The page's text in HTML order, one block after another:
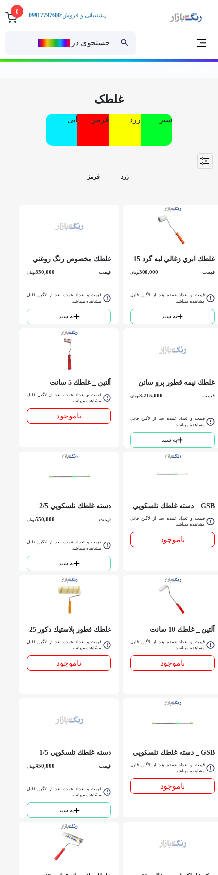
0
جستجوی در
پشتیبانی و فروش:09917797600
غلطک
ِسبز زرد قرمز آبی
غلطك ابري زغالي لبه گرد 15
سانتي دوغوش
قیمت 300,000تومان
قیمت و تعداد عمده بعد از لاگین قابل
مشاهده میباشد
به سبد
غلطك مخصوص رنگ روغني
دسته بنفش 25 سانتي 333
قیمت 650,000تومان
قیمت و تعداد عمده بعد از لاگین قابل
مشاهده میباشد
به سبد
غلطك نيمه قطور پرو ساتن
يشيل
قیمت 3,215,000تومان
قیمت و تعداد عمده بعد از لاگین قابل
مشاهده میباشد
به سبد
آلتين _ غلطك 5 سانت
قیمت و تعداد عمده بعد از لاگین قابل
مشاهده میباشد
ناموجود
GSB _ دسته غلطك تلسكوپي
1 متري
قیمت و تعداد عمده بعد از لاگین قابل
مشاهده میباشد
ناموجود
دسته غلطك تلسكوپي 2/5
متري GSB
قیمت 550,000تومان
قیمت و تعداد عمده بعد از لاگین قابل
مشاهده میباشد
به سبد
آلتين _ غلطك 10 سانت
قیمت و تعداد عمده بعد از لاگین قابل
مشاهده میباشد
ناموجود
غلطك قطور پلاستيك دکور 25
سانتي کد 1017
قیمت و تعداد عمده بعد از لاگین قابل
مشاهده میباشد
ناموجود
GSB _ دسته غلطك تلسكوپي
4 متري
قیمت و تعداد عمده بعد از لاگین قابل
مشاهده میباشد
ناموجود
دسته غلطك تلسكوپي 1/5
متري GSB
قیمت 450,000تومان
قیمت و تعداد عمده بعد از لاگین قابل
مشاهده میباشد
به سبد